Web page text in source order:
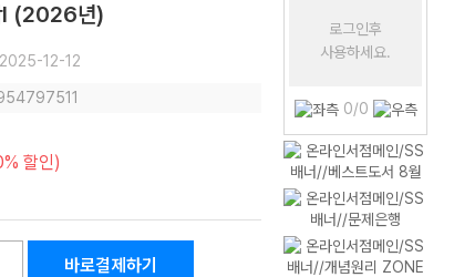
I (2026년)
2025-12-12
할인)
바로결제하기
로그인후
사용하세요.
0/0